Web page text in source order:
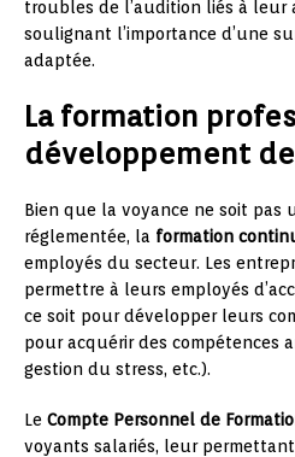
troubles de l’audition liés à leur
soulignant l’importance d’une
adaptée.
La formation
développement
Bien que la voyance ne soit pas
réglementée, la formation
employés du secteur. Les
permettre à leurs employés
ce soit pour développer leurs
pour acquérir des compétences
gestion du stress, etc.).
Le Compte Personnel de
voyants salariés, leur